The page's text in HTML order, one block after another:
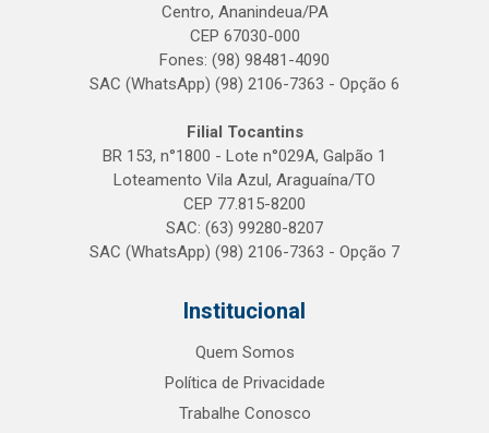
Centro, Ananindeua/PA
CEP 67030-000
Fones: (98) 98481-4090
SAC (WhatsApp) (98) 2106-7363 - Opção 6
Filial Tocantins
BR 153, n°1800 - Lote n°029A, Galpão 1
Loteamento Vila Azul, Araguaína/TO
CEP 77.815-8200
SAC: (63) 99280-8207
SAC (WhatsApp) (98) 2106-7363 - Opção 7
Institucional
Quem Somos
Política de Privacidade
Trabalhe Conosco